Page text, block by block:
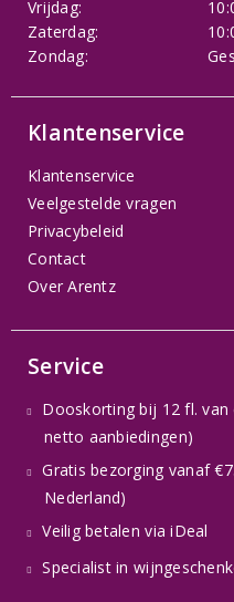
Vrijdag:
Zaterdag:
Zondag:
Klantenservice
Klantenservice
Veelgestelde vragen
Privacybeleid
Contact
Over Arentz
Service
Dooskorting bij 12 fl.
netto aanbiedingen)
Gratis bezorging vanaf
Nederland)
Veilig betalen via iDeal
Specialist in